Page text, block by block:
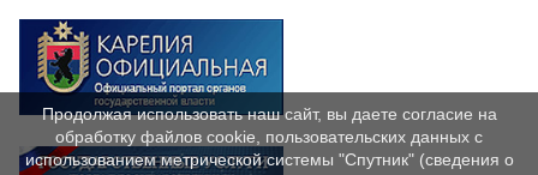
Продолжая использовать наш сайт, вы даете согласие на
обработку файлов cookie, пользовательских данных с
использованием метрической системы "Спутник" (сведения о